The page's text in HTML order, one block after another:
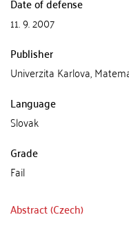
11. 9. 2007
Publisher
Univerzita Karlova,
Language
Slovak
Grade
Fail
Abstract (Czech)